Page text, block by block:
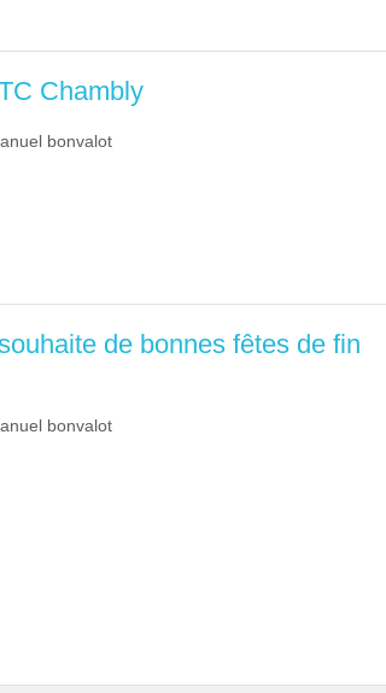
Chambly
bonvalot
de bonnes fêtes de fin
bonvalot